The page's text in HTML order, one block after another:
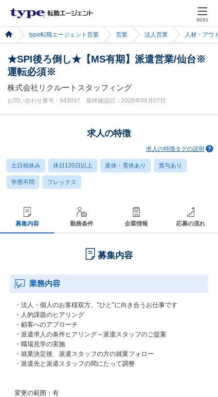
MENU
type転職エージェント営業 営業 法人営業 人材・アウ
★SPI後ろ倒し★【MS有期】派遣営業/仙台※
運転必須※
株式会社リクルートスタッフィング
お問い合わせ番号：643097 最終確認日：2026年08月07日
求人の特徴
求人の特徴タグの説明
土日祝休み 休日120日以上 産休・育休あり 賞与あり
学歴不問 フレックス
募集内容 勤務条件 企業情報 応募の流れ
募集内容
業務内容
・法人・個人のお客様双方、"ひと"に向き合うお仕事です
・人的課題のヒアリング
・顧客へのアプローチ
・派遣求人の条件ヒアリング～派遣スタッフのご提案
・職場見学の実施
・就業決定後、派遣スタッフの方の就業フォロー
・派遣先と派遣スタッフの間にたって調整
変更の範囲：有